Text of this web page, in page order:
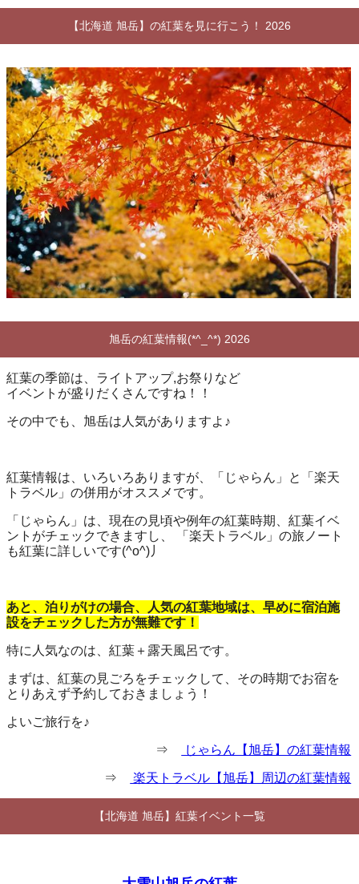
【北海道 旭岳】の紅葉を見に行こう！ 2026
旭岳の紅葉情報(*^_^*) 2026
紅葉の季節は、ライトアップ,お祭りなど
イベントが盛りだくさんですね！！
その中でも、旭岳は人気がありますよ♪
紅葉情報は、いろいろありますが、「じゃらん」と「楽天
トラベル」の併用がオススメです。
「じゃらん」は、現在の見頃や例年の紅葉時期、紅葉イベ
ントがチェックできますし、 「楽天トラベル」の旅ノート
も紅葉に詳しいです(^o^)丿
あと、泊りがけの場合、人気の紅葉地域は、早めに宿泊施
設をチェックした方が無難です！
特に人気なのは、紅葉＋露天風呂です。
まずは、紅葉の見ごろをチェックして、その時期でお宿を
とりあえず予約しておきましょう！
よいご旅行を♪
⇒ じゃらん【旭岳】の紅葉情報
⇒ 楽天トラベル【旭岳】周辺の紅葉情報
【北海道 旭岳】紅葉イベント一覧